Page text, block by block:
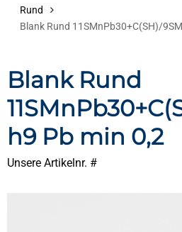
Rund
Blank Rund 11SMnPb30+C(SH)/
Blank Rund
h9 Pb min 0,2
Unsere Artikelnr. #